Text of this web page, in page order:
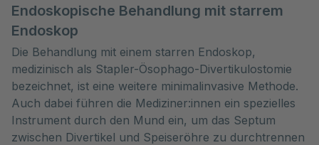
Endoskopische Behandlung mit starrem
Endoskop
Die Behandlung mit einem starren Endoskop,
medizinisch als Stapler-Ösophago-Divertikulostomie
bezeichnet, ist eine weitere minimalinvasive Methode.
Auch dabei führen die Mediziner:innen ein spezielles
Instrument durch den Mund ein, um das Septum
zwischen Divertikel und Speiseröhre zu durchtrennen